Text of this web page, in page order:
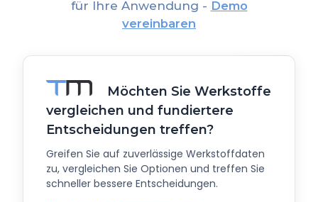
für Ihre Anwendung - Demo
vereinbaren
Möchten Sie Werkstoffe
vergleichen und fundiertere
Entscheidungen treffen?
Greifen Sie auf zuverlässige Werkstoffdaten
zu, vergleichen Sie Optionen und treffen Sie
schneller bessere Entscheidungen.